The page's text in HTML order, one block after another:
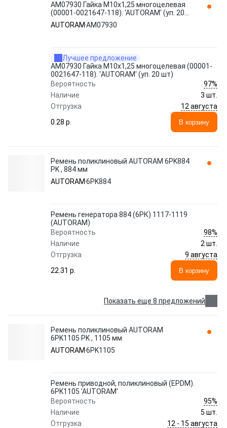
AM07930 Гайка М10x1,25 многоцелевая
(00001-0021647-118). 'AUTORAM' (уп. 20
шт)
AUTORAM AM07930
Лучшее предложение
AM07930 Гайка М10x1,25 многоцелевая (00001-
0021647-118). 'AUTORAM' (уп. 20 шт)
Вероятность
97%
Наличие
3 шт.
Отгрузка
12 августа
0.28 p.
В корзину
Ремень поликлиновый AUTORAM 6PK884
PK , 884 мм
AUTORAM 6PK884
Ремень генератора 884 (6РК) 1117-1119
(AUTORAM)
Вероятность
98%
Наличие
2 шт.
Отгрузка
9 августа
22.31 p.
В корзину
Показать еще 8 предложений
Ремень поликлиновый AUTORAM
6PK1105 PK , 1105 мм
AUTORAM 6PK1105
Ремень приводной, поликлиновый (EPDM).
6PK1105 'AUTORAM'
Вероятность
95%
Наличие
5 шт.
Отгрузка
12 - 15 августа